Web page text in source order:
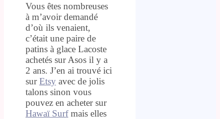
Vous êtes nombreuses
à m’avoir demandé
d’où ils venaient,
c’était une paire de
patins à glace Lacoste
achetés sur Asos il y a
2 ans. J’en ai trouvé ici
surEtsy avec de jolis
talons sinon vous
pouvez en acheter sur
Hawaï Surfmais elles